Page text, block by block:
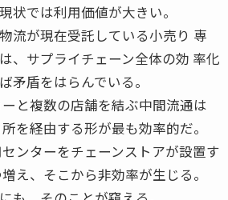
状では利用価値が大きい。
流が現在受託している小売り 専
、サプライチェーン全体の効 率化
矛盾をはらんでいる。
と複数の店舗を結ぶ中間流通は
を経由する形が最も効率的だ。
ンターをチェーンストアが設置す
え、そこから非効率が生じる。